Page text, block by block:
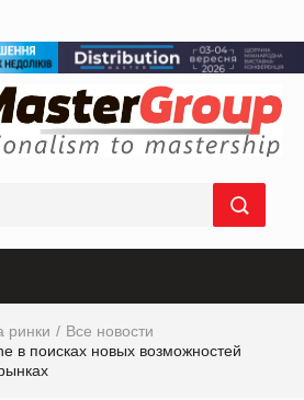
ринки
Все новости
в поисках новых возможностей